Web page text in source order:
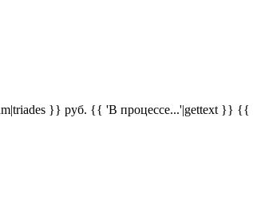
}} руб. {{ 'В процессе...'|gettext }} {{